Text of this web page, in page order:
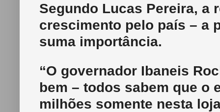
Segundo Lucas Pereira, a
crescimento pelo país – a
suma importância.
“O governador Ibaneis
bem – todos sabem que o
milhões somente nesta